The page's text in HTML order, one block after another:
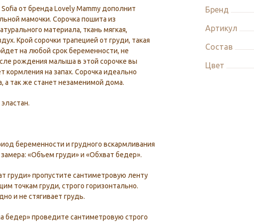
Sofia от бренда Lovely Mammy дополнит
мамочки. Сорочка пошита из
материала, ткань мягкая,
Крой сорочки трапецией от груди, такая
на любой срок беременности, не
рождения малыша в этой сорочке вы
кормления на запах. Сорочка идеально
так же станет незаменимой дома.
беременности и грудного вскармливания
«Объем груди» и «Обхват бедер».
груди» пропустите сантиметровую ленту
точкам груди, строго горизонтально.
и не стягивает грудь.
бедер» проведите сантиметровую строго
Бренд
Артикул
Состав
Цвет